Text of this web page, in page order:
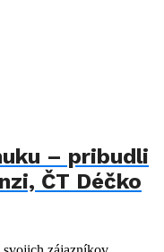
– pribudli
ČT Déčko